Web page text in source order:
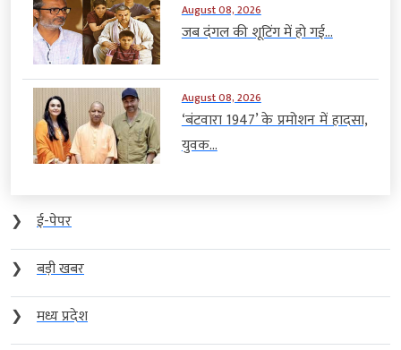
August 08, 2026
जब दंगल की शूटिंग में हो गई...
August 08, 2026
‘बंटवारा 1947’ के प्रमोशन में हादसा,
युवक...
❯
ई-पेपर
❯
बड़ी खबर
❯
मध्य प्रदेश